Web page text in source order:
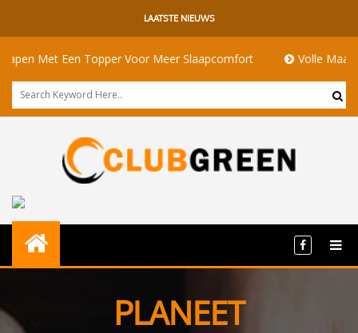
LAATSTE NIEUWS
Met Een Topper Voor Meer Slaapcomfort Volle Maan
PLANEET